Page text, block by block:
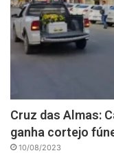
Cruz das Almas:
ganha cortejo
10/08/2023